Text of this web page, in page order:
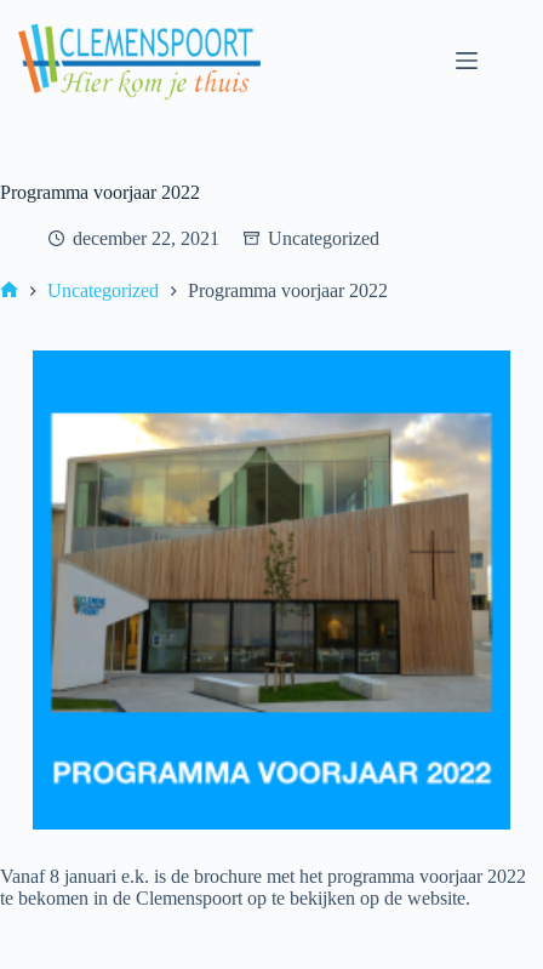
content
Programma voorjaar 2022
december 22, 2021 Uncategorized
Uncategorized Programma voorjaar 2022
Vanaf 8 januari e.k. is de brochure met het programma voorjaar 2022
te bekomen in de Clemenspoort op te bekijken op de website.